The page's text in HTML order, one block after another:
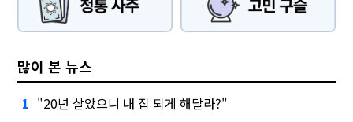
많이 본 뉴스
1 "20년 살았으니 내 집 되게 해달라?"